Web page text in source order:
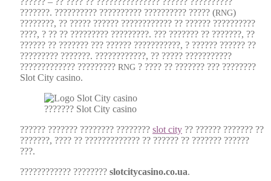
???????. ?????????? ?????????? ?????????? ????? (RNG)
????????, ?? ????? ?????? ???????????? ?? ?????? ??????????
????, ? ?? ?? ????????? ?????????. ??? ??????? ?? ???????, ??
?????? ?? ??????? ??? ?????? ???????????, ? ?????? ?????? ??
????????? ???????. ????????????, ?? ????? ???????????
????????????? ????????? RNG ? ???? ?? ??????? ??? ????????
Slot City casi­no.
??????? Slot City casi­no
?????? ??????? ???????? ???????? slot city ?? ?????? ??????? ??
???????, ???? ?? ????????????? ?? ?????? ?? ??????? ??????
???.
???????????? ???????? slotcitycasino.co.ua.